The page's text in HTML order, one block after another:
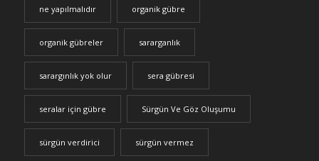
ne yapılmalıdır organik gübre
organik gübreler sararganlık
sarargınlık yok olur sera gübresi
seralar için gübre Sürgün Ve Göz Oluşumu
sürgün verdirici sürgün vermez